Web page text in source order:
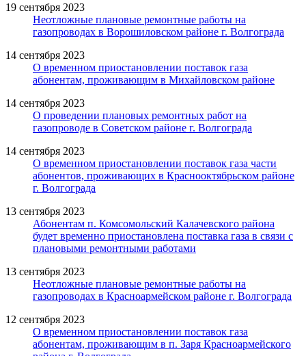
19 сентября 2023
Неотложные плановые ремонтные работы на
газопроводах в Ворошиловском районе г. Волгограда
14 сентября 2023
О временном приостановлении поставок газа
абонентам, проживающим в Михайловском районе
14 сентября 2023
О проведении плановых ремонтных работ на
газопроводе в Советском районе г. Волгограда
14 сентября 2023
О временном приостановлении поставок газа части
абонентов, проживающих в Краснооктябрьском районе
г. Волгограда
13 сентября 2023
Абонентам п. Комсомольский Калачевского района
будет временно приостановлена поставка газа в связи с
плановыми ремонтными работами
13 сентября 2023
Неотложные плановые ремонтные работы на
газопроводах в Красноармейском районе г. Волгограда
12 сентября 2023
О временном приостановлении поставок газа
абонентам, проживающим в п. Заря Красноармейского